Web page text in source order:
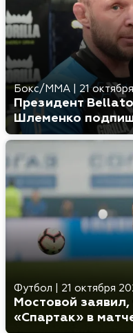
Бокс/MMA 21
Президент
Шлеменко
Футбол 21 октября
Мостовой
«Спартак» в